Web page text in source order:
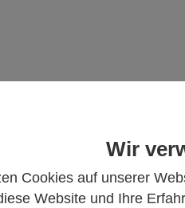
Wir
Cookies auf unserer
Website und Ihre